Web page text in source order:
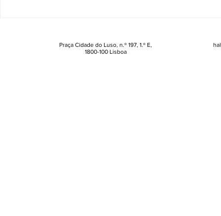
Praça Cidade do Luso, n.º 197, 1.º E,
1800-100 Lisboa